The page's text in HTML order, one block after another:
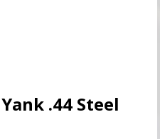
.44 Steel